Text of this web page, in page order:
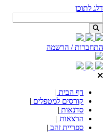
דלג לתוכן
התחברות / הרשמה
דף הבית |
קורסים למטפלים |
סדנאות |
הרצאות |
ספריית זהב |